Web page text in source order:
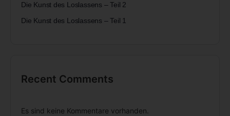
Die Kunst des Loslassens – Teil 2
Die Kunst des Loslassens – Teil 1
Recent Comments
Es sind keine Kommentare vorhanden.